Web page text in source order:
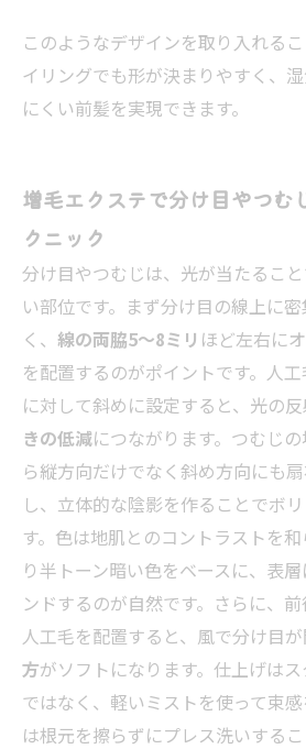
このようなデザインを取り入れる
イリングでも形が決まりやすく、
にくい前髪を実現できます。
増毛エクステで分け目やつむ
クニック
分け目やつむじは、光が当たるこ
い部位です。まず分け目の線上に
く、 線の両脇5〜8ミリ ほど左右に
を配置するのがポイントです。人
に対して斜めに設定すると、光の反
きの低減につながります。つむじ
ら縦方向だけでなく斜め方向にも
し、立体的な陰影を作ることでボ
す。色は地肌とのコントラストを
り半トーン暗い色をベースに、表
ンドするのが自然です。さらに、
人工毛を配置すると、風で分け目
方がソフトになります。仕上げは
ではなく、軽いミストを使って束
は根元を擦らずにプレス洗いする